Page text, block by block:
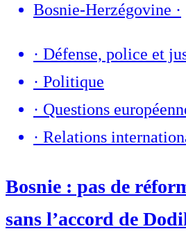
Bosnie-Herzégovine ·
· Défense, police et
· Politique
· Questions
· Relations
Bosnie : pas de
sans l’accord de